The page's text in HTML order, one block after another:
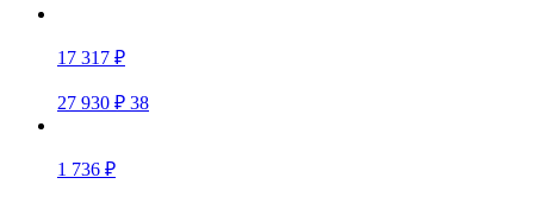
17 317 ₽
27 930 ₽ 38
1 736 ₽